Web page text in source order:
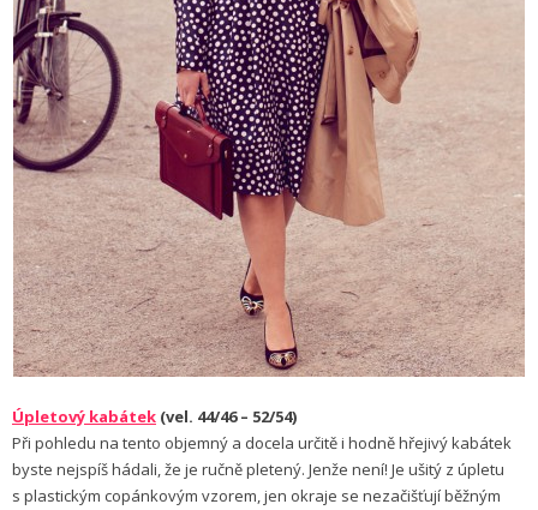
Úpletový kabátek (vel. 44/46 – 52/54)
Při pohledu na tento objemný a docela určitě i hodně hřejivý kabátek
byste nejspíš hádali, že je ručně pletený. Jenže není! Je ušitý z úpletu
s plastickým copánkovým vzorem, jen okraje se nezačišťují běžným